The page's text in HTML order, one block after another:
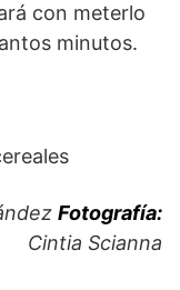
con meterlo
minutos.
Fotografía:
Cintia Scianna